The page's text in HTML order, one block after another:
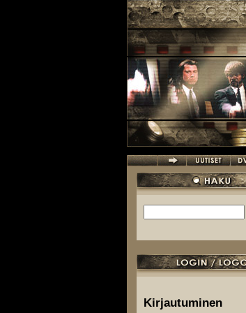
Hakulomake
Kirjautuminen